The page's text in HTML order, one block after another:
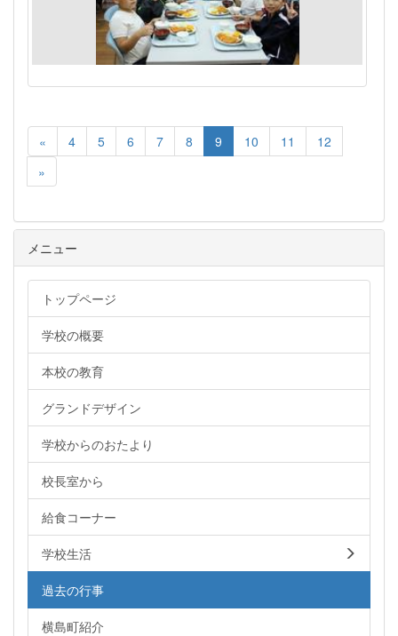
« 4 5 6 7 8 9 10 11
12
»
メニュー
トップページ
学校の概要
本校の教育
グランドデザイン
学校からのおたより
校長室から
給食コーナー
学校生活
過去の行事
横島町紹介